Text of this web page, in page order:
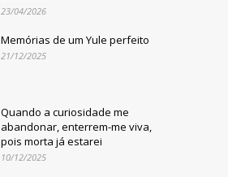
23/04/2026
Memórias de um Yule perfeito
21/12/2025
Quando a curiosidade me
abandonar, enterrem-me viva,
pois morta já estarei
10/12/2025